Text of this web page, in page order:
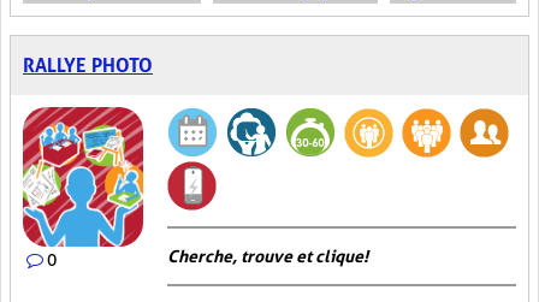
RALLYE PHOTO
0 Cherche, trouve et clique !